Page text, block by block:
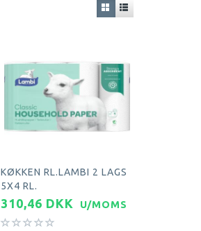
KØKKEN RL.LAMBI 2 LAGS
5X4 RL.
310,46 DKK U/MOMS